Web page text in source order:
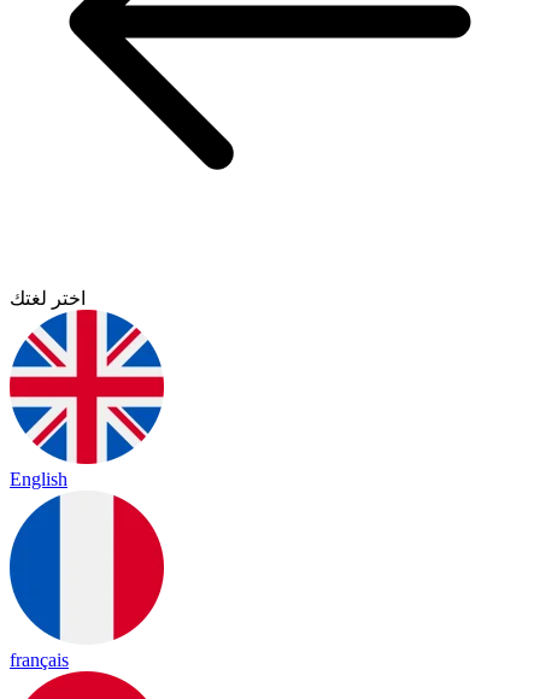
اختر لغتك
English
français